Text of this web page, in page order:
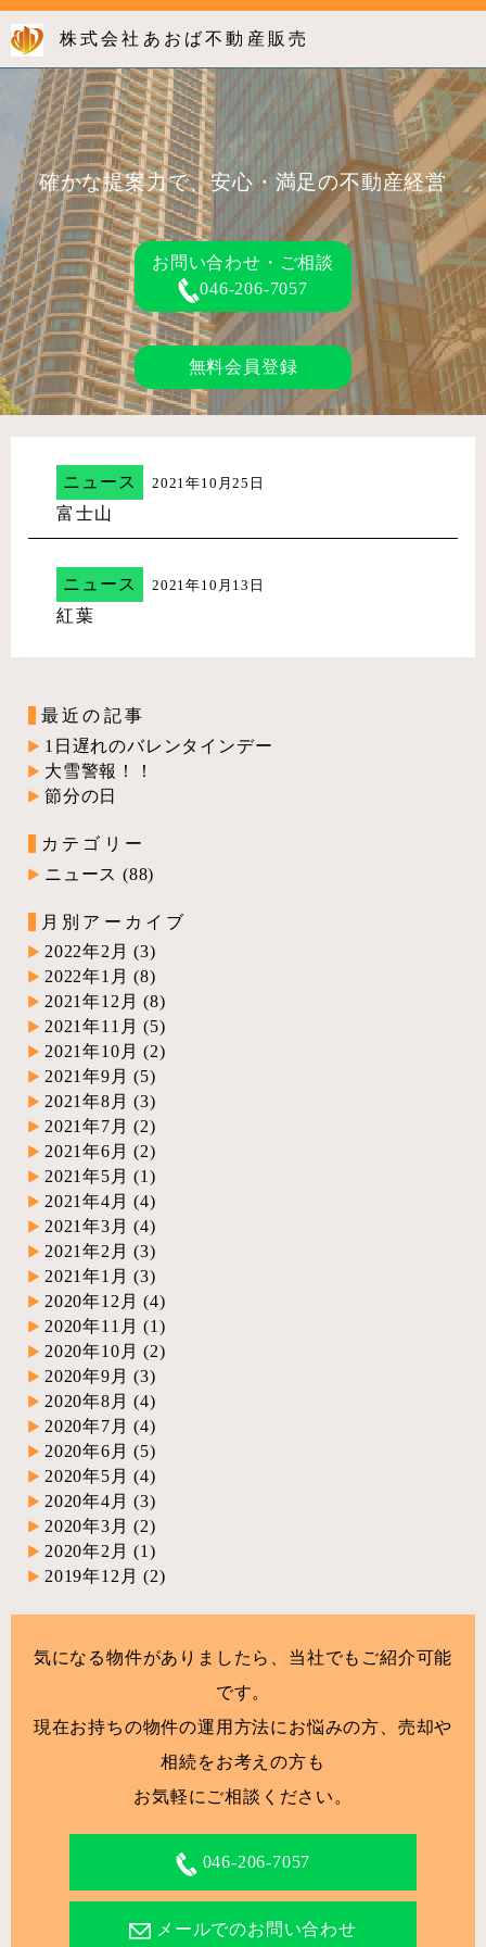
株式会社あおば不動産販売
確かな提案力で、安心・満足の不動産経営
お問い合わせ・ご相談
046-206-7057
無料会員登録
ニュース 2021年10月25日
富士山
ニュース 2021年10月13日
紅葉
最近の記事
1日遅れのバレンタインデー
大雪警報！！
節分の日
カテゴリー
ニュース (88)
月別アーカイブ
2022年2月 (3)
2022年1月 (8)
2021年12月 (8)
2021年11月 (5)
2021年10月 (2)
2021年9月 (5)
2021年8月 (3)
2021年7月 (2)
2021年6月 (2)
2021年5月 (1)
2021年4月 (4)
2021年3月 (4)
2021年2月 (3)
2021年1月 (3)
2020年12月 (4)
2020年11月 (1)
2020年10月 (2)
2020年9月 (3)
2020年8月 (4)
2020年7月 (4)
2020年6月 (5)
2020年5月 (4)
2020年4月 (3)
2020年3月 (2)
2020年2月 (1)
2019年12月 (2)
気になる物件がありましたら、当社でもご紹介可能
です。
現在お持ちの物件の運用方法にお悩みの方、売却や
相続をお考えの方も
お気軽にご相談ください。
046-206-7057
メールでのお問い合わせ